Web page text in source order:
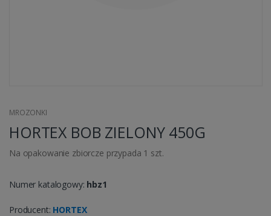
MROZONKI
HORTEX BOB ZIELONY 450G
Na opakowanie zbiorcze przypada 1 szt.
Numer katalogowy: hbz1
Producent: HORTEX